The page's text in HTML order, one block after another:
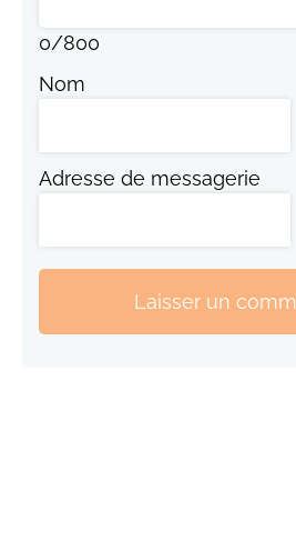
0/800
Nom
Adresse de messagerie
Laisser un